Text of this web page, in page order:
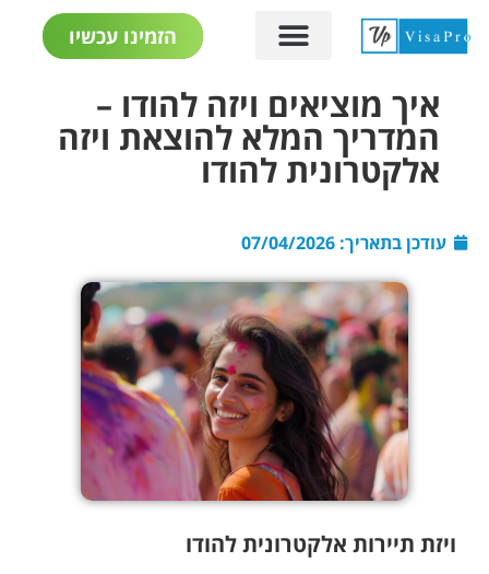
הזמינו עכשיו
איך מוציאים ויזה להודו –
המדריך המלא להוצאת ויזה
אלקטרונית להודו
עודכן בתאריך: 07/04/2026
ויזת תיירות אלקטרונית להודו